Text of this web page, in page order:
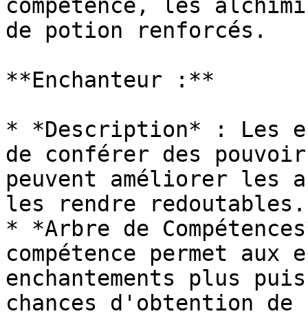
compétence, les
de potion renforcés.
**Enchanteur :**
* *Description* : Les
de conférer des
peuvent améliorer les
les rendre redoutables.
* *Arbre de
compétence permet aux
enchantements plus
chances d'obtention de